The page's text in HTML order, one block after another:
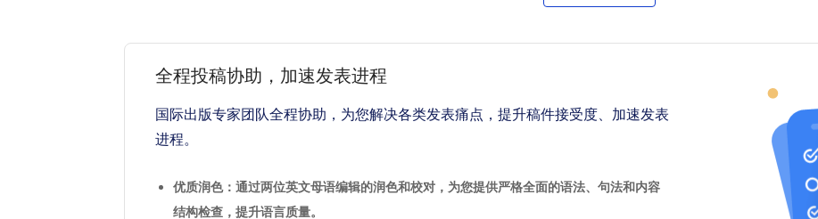
全程投稿协助，加速发表进程
国际出版专家团队全程协助，为您解决各类发表痛点，提升稿件接受度、加速发表
进程。
优质润色：通过两位英文母语编辑的润色和校对，为您提供严格全面的语法、句法和内容
结构检查，提升语言质量。